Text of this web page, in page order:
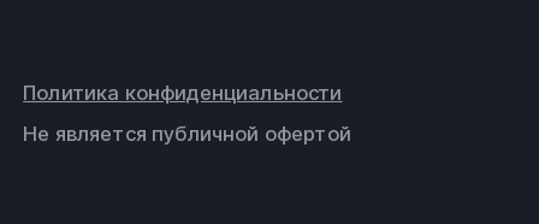
Не является публичной офертой
Политика конфиденциальности